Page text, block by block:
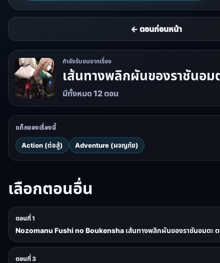
← ตอนก่อนหน้า
กำลังรับชมจากเรื่อง
เส้นทางพลิกผันของราชันอม
มีทั้งหมด 12 ตอน
แท็กของเรื่องนี้
Action (ต่อสู้) Adventure (ผจญภัย)
เลือกตอนอื่น
ตอนที่ 1
Nozomanu Fushi no Boukensha เส้นทางพลิกผันของราชันอมตะ
ตอนที่ 3